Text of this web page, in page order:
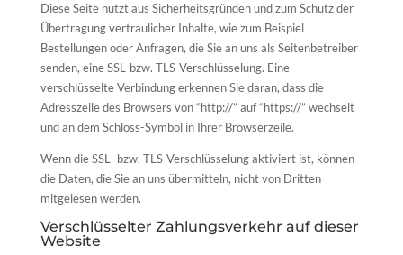
Diese Seite nutzt aus Sicherheitsgründen und zum Schutz der
Übertragung vertraulicher Inhalte, wie zum Beispiel
Bestellungen oder Anfragen, die Sie an uns als Seitenbetreiber
senden, eine SSL-bzw. TLS-Verschlüsselung. Eine
verschlüsselte Verbindung erkennen Sie daran, dass die
Adresszeile des Browsers von “http://” auf “https://” wechselt
und an dem Schloss-Symbol in Ihrer Browserzeile.
Wenn die SSL- bzw. TLS-Verschlüsselung aktiviert ist, können
die Daten, die Sie an uns übermitteln, nicht von Dritten
mitgelesen werden.
Verschlüsselter Zahlungsverkehr auf dieser
Website